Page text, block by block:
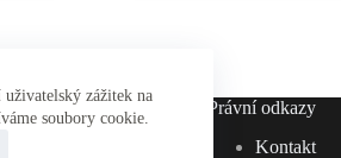
zážitek na
soubory cookie.
Právní odkazy
Kontakt